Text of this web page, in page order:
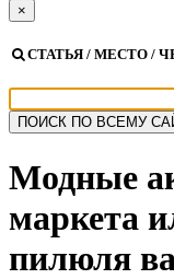
×
СТАТЬЯ / МЕСТО /
Модные
маркета
пилюля